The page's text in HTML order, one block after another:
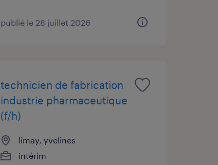
publié le 28 juillet 2026
technicien de fabrication
industrie pharmaceutique
(f/h)
limay, yvelines
intérim